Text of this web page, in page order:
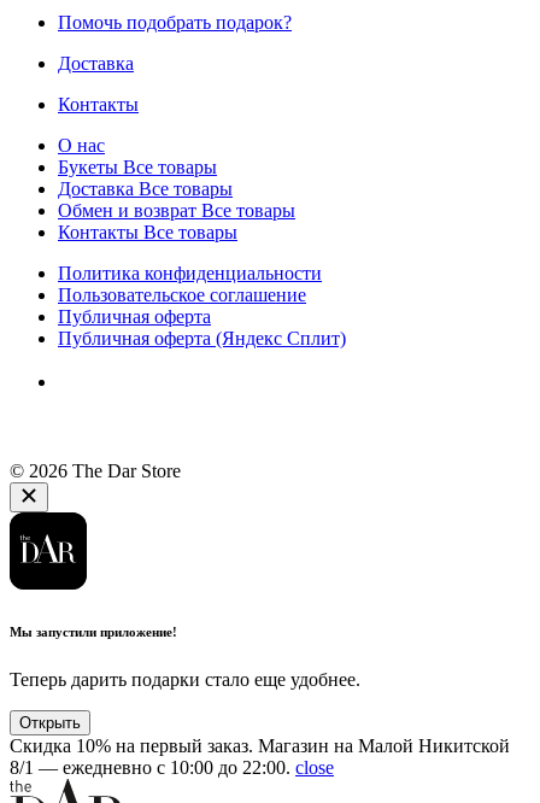
Помочь подобрать подарок?
Доставка
Контакты
О нас
Букеты Все товары
Доставка Все товары
Обмен и возврат Все товары
Контакты Все товары
Политика конфиденциальности
Пользовательское соглашение
Публичная оферта
Публичная оферта (Яндекс Сплит)
© 2026 The Dar Store
Мы запустили приложение!
Теперь дарить подарки стало еще удобнее.
Открыть
Скидка 10% на первый заказ. Магазин на Малой Никитской
8/1 — ежедневно с 10:00 до 22:00. close